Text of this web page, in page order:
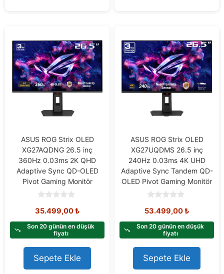
ASUS ROG Strix OLED
XG27AQDNG 26.5 inç
360Hz 0.03ms 2K QHD
Adaptive Sync QD-OLED
Pivot Gaming Monitör
o
t
f
5
35.499,00₺
Son 20 günün en düşük
fiyatı
Sepete Ekle
ASUS ROG Strix OLED
XG27UQDMS 26.5 inç
240Hz 0.03ms 4K UHD
Adaptive Sync Tandem QD-
OLED Pivot Gaming Monitör
o
t
f
5
53.499,00₺
Son 20 günün en düşük
fiyatı
Sepete Ekle